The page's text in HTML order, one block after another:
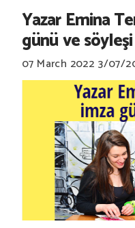
Yazar Emina
günü ve
07 March 2022 3/07/